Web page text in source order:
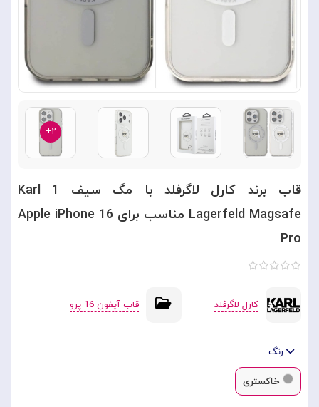
۲+
قاب برند کارل لاگرفلد با مگ سیف 1 Karl
Lagerfeld Magsafe مناسب برای Apple iPhone 16
Pro
کارل لاگرفلد قاب آیفون 16 پرو
رنگ
خاکستری